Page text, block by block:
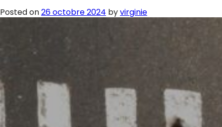
Posted on26 octobre 2024 byvirginie